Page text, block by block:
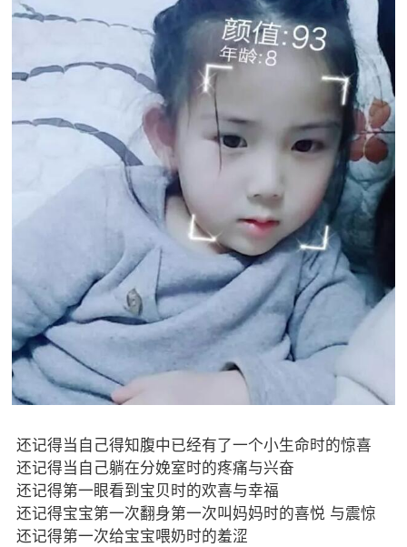
还记得当自己得知腹中已经有了一个小生命时的惊喜
还记得当自己躺在分娩室时的疼痛与兴奋
还记得第一眼看到宝贝时的欢喜与幸福
还记得宝宝第一次翻身第一次叫妈妈时的喜悦 与震惊
还记得第一次给宝宝喂奶时的羞涩